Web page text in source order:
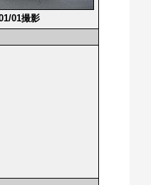
01撮影